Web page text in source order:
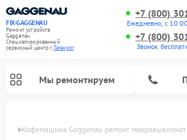
FIX-GAGGENAU
Ремонт устройств
Gaggenau
Специализированный
cервисный центр г.Таганрог
+7 (800)
Ежедневно, с
+7 (800)
Звонок
Мы ремонтируем
Кофемашина Gaggenau ремонт